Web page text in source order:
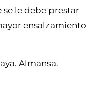
se le debe prestar
ensalzamiento
Almansa.